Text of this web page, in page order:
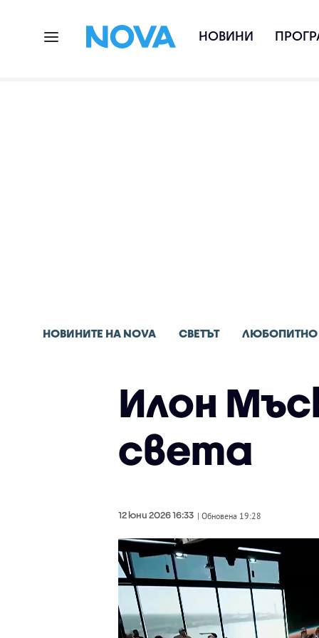
НОВИНИ
НОВИНИТЕ НА NOVA СВЕТЪТ ЛЮБОПИТНО
Илон
света
12 юни 2026 16:33 | Обновена 19:28